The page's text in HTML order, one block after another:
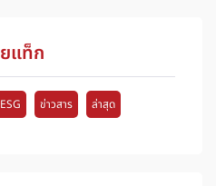
11
อ่านเพิ่มเติม